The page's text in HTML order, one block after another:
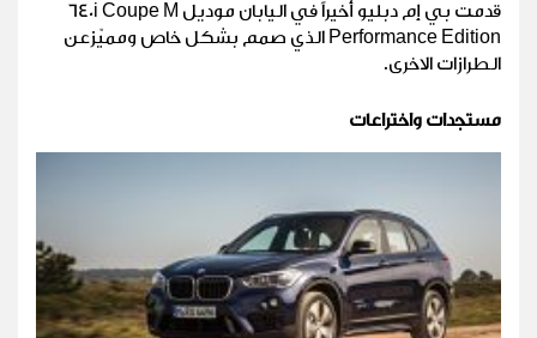
قدمت بي إم دبليو أخيراً في اليابان موديل 640i Coupe M
Performance Edition الذي صمم بشكل خاص ومميّزعن
الطرازات الاخرى.
مستجدات واختراعات